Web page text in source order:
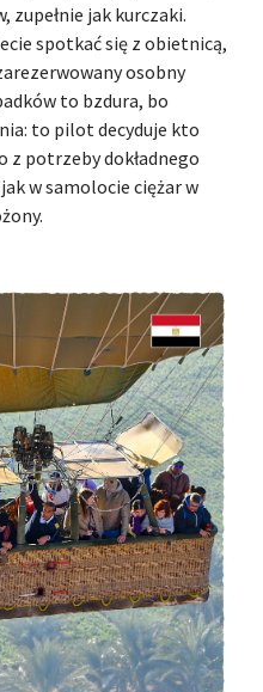
zupełnie jak kurczaki.
spotkać się z obietnicą,
osobny
to bzdura, bo
to pilot decyduje kto
z potrzeby dokładnego
w samolocie ciężar w